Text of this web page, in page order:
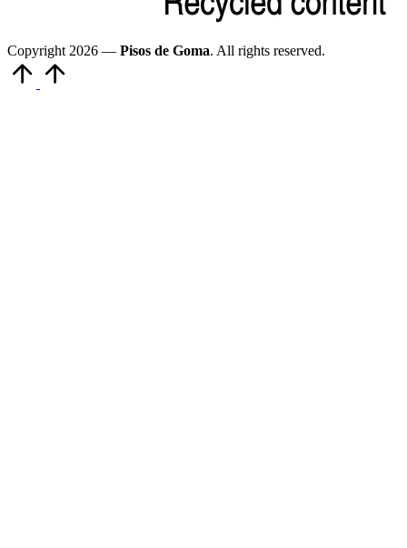
Copyright 2026 — Pisos de Goma. All rights reserved.